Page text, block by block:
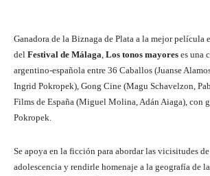
Ganadora de la Biznaga de Plata a la mejor película
del Festival de Málaga Los tonos mayores es una
argentino-española entre 36 Caballos (Juanse
Ingrid Pokropek), Gong Cine (Magu Schavelzon,
Films de España (Miguel Molina, Adán Aiaga), con
Pokropek.
Se apoya en la ficción para abordar las vicisitudes
adolescencia y rendirle homenaje a la geografía de